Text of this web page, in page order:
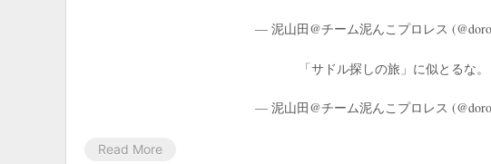
— 泥山田@チーム泥んこプロレス
「サドル探しの旅」に似とるな
— 泥山田@チーム泥んこプロレス
Read More